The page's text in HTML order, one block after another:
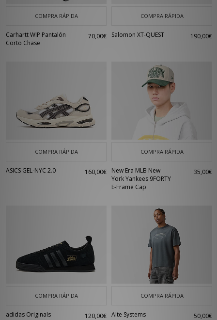
COMPRA RÁPIDA
Carhartt WIP Pantalón
Corto Chase
70,00€
COMPRA RÁPIDA
Salomon XT-QUEST 190,00€
COMPRA RÁPIDA
ASICS GEL-NYC 2.0 160,00€
COMPRA RÁPIDA
New Era MLB New
York Yankees 9FORTY
E-Frame Cap
35,00€
COMPRA RÁPIDA
adidas Originals
120,00€
COMPRA RÁPIDA
Alte Systems
50,00€